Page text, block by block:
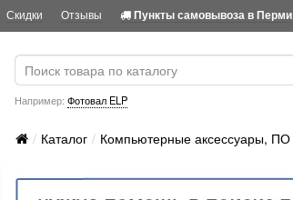
Скидки Отзывы Пункты самовывоза в Перми
Например: Фотовал ELP
Каталог Компьютерные аксессуары, ПО